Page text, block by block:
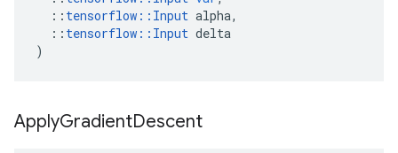
:: tensorflow :: Input alpha,
:: tensorflow :: Input delta
)
ApplyGradientDescent